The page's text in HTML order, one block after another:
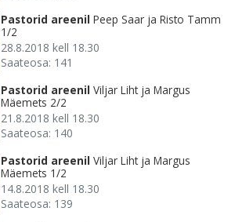
Pastorid areenil Peep Saar ja Risto Tamm
1/2
28.8.2018 kell 18.30
Saateosa: 141
Pastorid areenil Viljar Liht ja Margus
Mäemets 2/2
21.8.2018 kell 18.30
Saateosa: 140
Pastorid areenil Viljar Liht ja Margus
Mäemets 1/2
14.8.2018 kell 18.30
Saateosa: 139